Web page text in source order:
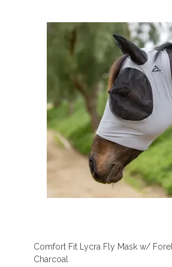
Comfort Fit Lycra Fly Mask w/
Charcoal